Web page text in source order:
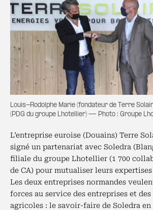
Louis-Rodolphe Marie (fondateur de Terre
(PDG du groupe Lhotellier) — Photo : Groupe
L’entreprise euroise (Douains) Terre
signé un partenariat avec Soledra
filiale du groupe Lhotellier (1 700
de CA) pour mutualiser leurs
Les deux entreprises normandes
forces au service des entreprises et
agricoles : le savoir-faire de Soledra